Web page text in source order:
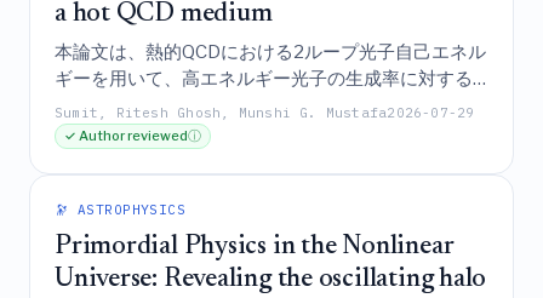
a hot QCD medium
本論文は、熱的QCDにおける2ループ光子自己エネル
ギーを用いて、高エネルギー光子の生成率に対する
主要対数（leading-logarithmic）および主要対数超
（beyond-leading-logarithmic）の両方の寄与に関す
成を調査し、運動論的計算との整合性を確認するも
のである。
Sumit, Ritesh Ghosh, Munshi G. Mustafa2026-07-29
✓ Author reviewedⓘ
🔭 ASTROPHYSICS
Primordial Physics in the Nonlinear
Universe: Revealing the oscillating halo